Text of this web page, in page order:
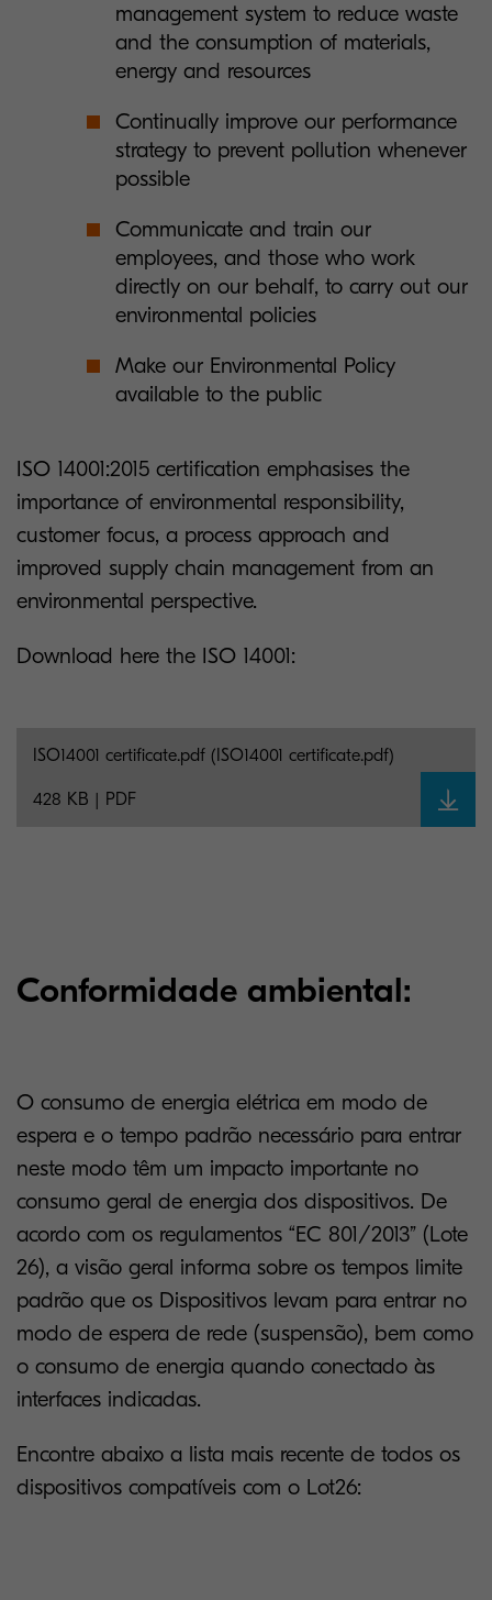
management system to reduce waste
and the consumption of materials,
energy and resources
Continually improve our performance
strategy to prevent pollution whenever
possible
Communicate and train our
employees, and those who work
directly on our behalf, to carry out our
environmental policies
Make our Environmental Policy
available to the public
ISO 14001:2015 certification emphasises the
importance of environmental responsibility,
customer focus, a process approach and
improved supply chain management from an
environmental perspective.
Download here the ISO 14001:
ISO14001 certificate.pdf (ISO14001 certificate.pdf)
428 KB | PDF
Conformidade ambiental:
O consumo de energia elétrica em modo de
espera e o tempo padrão necessário para entrar
neste modo têm um impacto importante no
consumo geral de energia dos dispositivos. De
acordo com os regulamentos “EC 801/2013” (Lote
26), a visão geral informa sobre os tempos limite
padrão que os Dispositivos levam para entrar no
modo de espera de rede (suspensão), bem como
o consumo de energia quando conectado às
interfaces indicadas.
Encontre abaixo a lista mais recente de todos os
dispositivos compatíveis com o Lot26: